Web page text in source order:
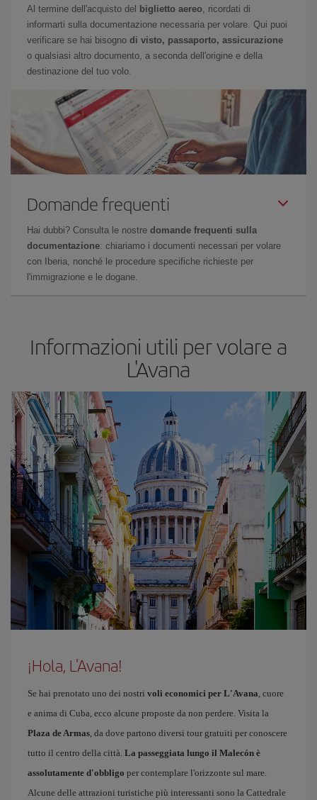
Al termine dell'acquisto del biglietto aereo, ricordati di
informarti sulla documentazione necessaria per volare. Qui puoi
verificare se hai bisogno di visto, passaporto, assicurazione
o qualsiasi altro documento, a seconda dell'origine e della
destinazione del tuo volo.
Domande frequenti
Hai dubbi? Consulta le nostre domande frequenti sulla
documentazione: chiariamo i documenti necessari per volare
con Iberia, nonché le procedure specifiche richieste per
l'immigrazione e le dogane.
Informazioni utili per volare a
L'Avana
¡Hola, L'Avana!
Se hai prenotato uno dei nostri voli economici per L'Avana, cuore
e anima di Cuba, ecco alcune proposte da non perdere. Visita la
Plaza de Armas, da dove partono diversi tour gratuiti per conoscere
tutto il centro della città. La passeggiata lungo il Malecón è
assolutamente d'obbligo per contemplare l'orizzonte sul mare.
Alcune delle attrazioni turistiche più interessanti sono la Cattedrale